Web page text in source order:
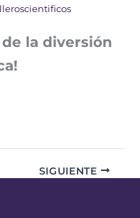
la diversión
SIGUIENTE